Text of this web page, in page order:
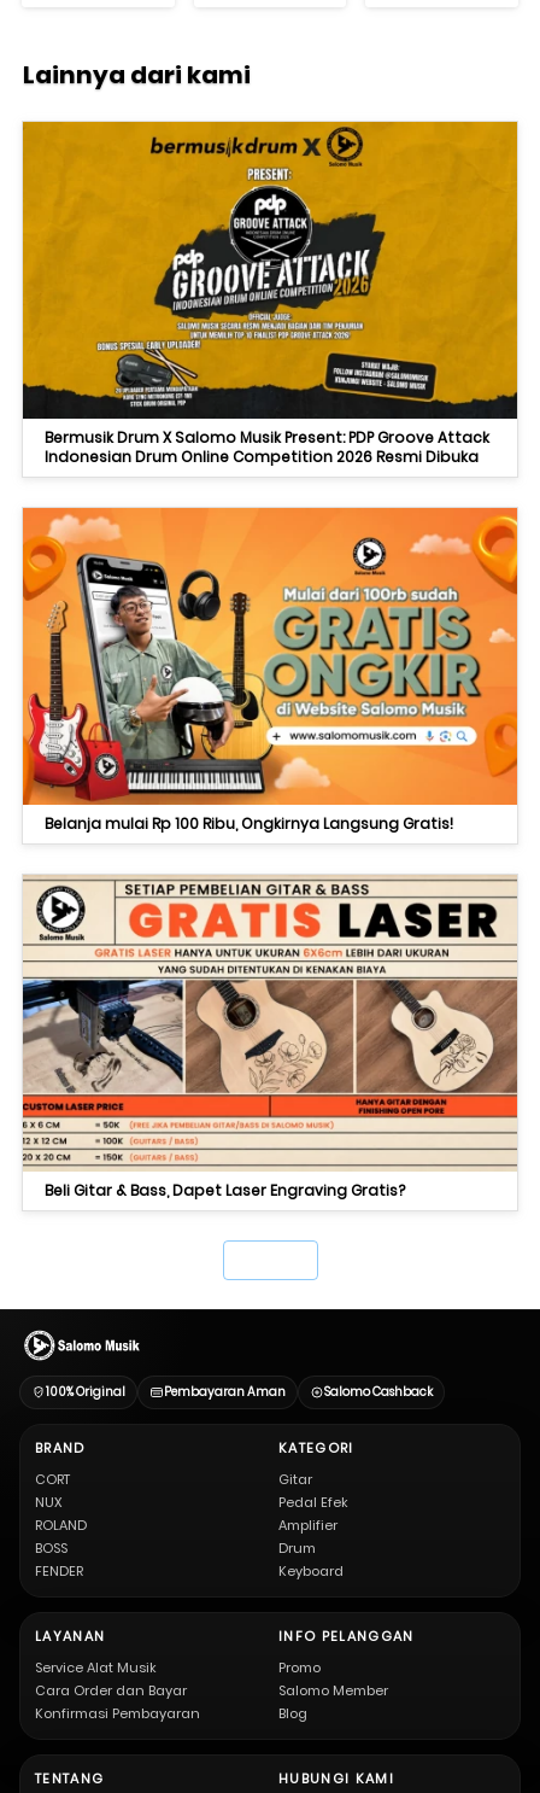
Lainnya dari kami
Bermusik Drum X Salomo Musik Present: PDP Groove Attack
Indonesian Drum Online Competition 2026 Resmi Dibuka
Belanja mulai Rp 100 Ribu, Ongkirnya Langsung Gratis!
Beli Gitar & Bass, Dapet Laser Engraving Gratis?
100% Original Pembayaran Aman Salomo Cashback
BRAND
CORT
NUX
ROLAND
BOSS
FENDER
KATEGORI
Gitar
Pedal Efek
Amplifier
Drum
Keyboard
LAYANAN
Service Alat Musik
Cara Order dan Bayar
Konfirmasi Pembayaran
INFO PELANGGAN
Promo
Salomo Member
Blog
TENTANG HUBUNGI KAMI